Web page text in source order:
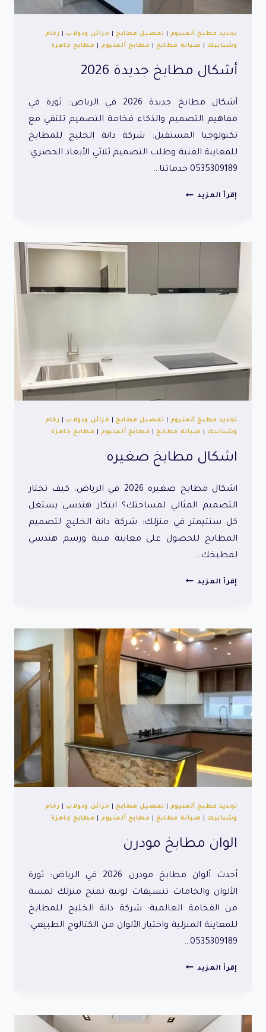
تجديد مطبخ ألمنيوم تفصيل مطابخ| خزائن ودولاب|
رخام
وشبابيك| صيانة مطابخ| مطابخ ألمنيوم| مطابخ جاهزة
أشكال مطابخ جديدة 2026
أشكال مطابخ جديدة 2026 في الرياض: ثورة في
مفاهيم التصميم والذكاء فخامة التصميم تلتقي مع
تكنولوجيا المستقبل: شركة دانة الخليج للمطابخ
للمعاينة الفنية وطلب التصميم ثلاثي الأبعاد الحصري:
0535309189 خدماتنا…
إقرأ المزيد أشكال
تجديد مطبخ ألمنيوم تفصيل مطابخ| خزائن ودولاب|
رخام
وشبابيك| صيانة مطابخ| مطابخ ألمنيوم| مطابخ جاهزة
اشكال مطابخ صغيره
اشكال مطابخ صغيره 2026 في الرياض: كيف تختار
التصميم المثالي لمساحتك؟ ابتكار هندسي يستغل
كل سنتيمتر في منزلك: شركة دانة الخليج لتصميم
المطابخ للحصول على معاينة فنية ورسم هندسي
لمطبخك…
إقرأ المزيد اشكال
تجديد مطبخ ألمنيوم تفصيل مطابخ| خزائن ودولاب|
رخام
وشبابيك| صيانة مطابخ| مطابخ ألمنيوم| مطابخ جاهزة
الوان مطابخ مودرن
أحدث ألوان مطابخ مودرن 2026 في الرياض: ثورة
الألوان والخامات تنسيقات لونية تمنح منزلك لمسة
من الفخامة العالمية: شركة دانة الخليج للمطابخ
للمعاينة المنزلية واختيار الألوان من الكتالوج الطبيعي:
0535309189…
إقرأ المزيد الوان